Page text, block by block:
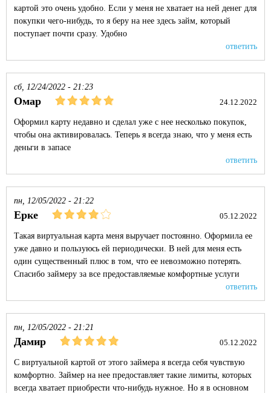
картой это очень удобно. Если у меня не хватает на ней денег для
покупки чего-нибудь, то я беру на нее здесь займ, который
поступает почти сразу. Удобно
ответить
сб, 12/24/2022 - 21:23
Омар 24.12.2022
Оформил карту недавно и сделал уже с нее несколько покупок,
чтобы она активировалась. Теперь я всегда знаю, что у меня есть
деньги в запасе
ответить
пн, 12/05/2022 - 21:22
Ерке 05.12.2022
Такая виртуальная карта меня выручает постоянно. Оформила ее
уже давно и пользуюсь ей периодически. В ней для меня есть
один существенный плюс в том, что ее невозможно потерять.
Спасибо займеру за все предоставляемые комфортные услуги
ответить
пн, 12/05/2022 - 21:21
Дамир 05.12.2022
С виртуальной картой от этого займера я всегда себя чувствую
комфортно. Займер на нее предоставляет такие лимиты, которых
всегда хватает приобрести что-нибудь нужное. Но я в основном